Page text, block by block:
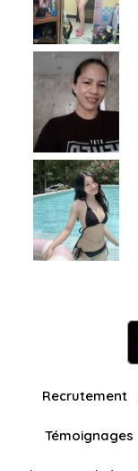
Recrutement
Témoignages